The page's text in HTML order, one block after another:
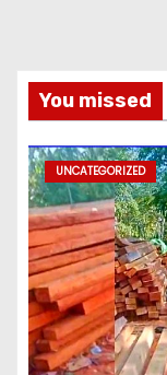
You missed
UNCATEGORIZED